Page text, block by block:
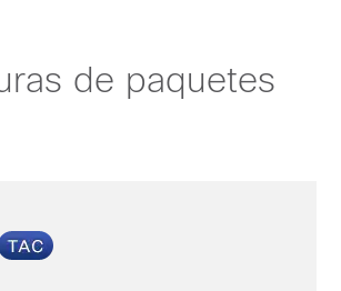
de paquetes